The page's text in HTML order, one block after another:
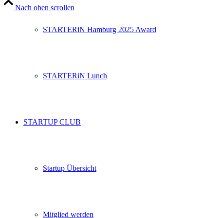
STARTERiN Hamburg 2025 Award
STARTERiN Lunch
STARTUP CLUB
Startup Übersicht
Mitglied werden
Nach oben scrollen